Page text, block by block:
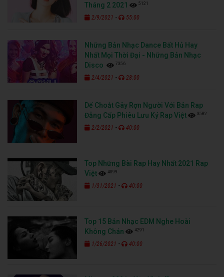
Tháng 2 2021
5121
2/9/2021 - 55:00
Những Bản Nhạc Dance Bất Hủ Hay
Nhất Mọi Thời Đại - Những Bản Nhạc
Disco
7356
2/4/2021 - 28:00
Dế Choắt Gây Rợn Người Với Bản Rap
Đẳng Cấp Phiêu Lưu Ký Rap Việt
3582
2/2/2021 - 40:00
Top Những Bài Rap Hay Nhất 2021 Rap
Việt
4099
1/31/2021 - 40:00
Top 15 Bản Nhạc EDM Nghe Hoài
Không Chán
4291
1/26/2021 - 40:00